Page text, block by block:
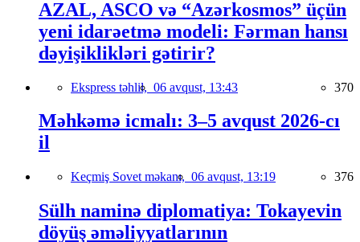
AZAL, ASCO və “Azərkosmos” üçün
yeni idarəetmə modeli: Fərman hansı
dəyişiklikləri gətirir?
Ekspress təhlil, 06 avqust, 13:43 370
Məhkəmə icmalı: 3–5 avqust 2026-cı
il
Keçmiş Sovet məkanı, 06 avqust, 13:19 376
Sülh naminə diplomatiya: Tokayevin
döyüş əməliyyatlarının